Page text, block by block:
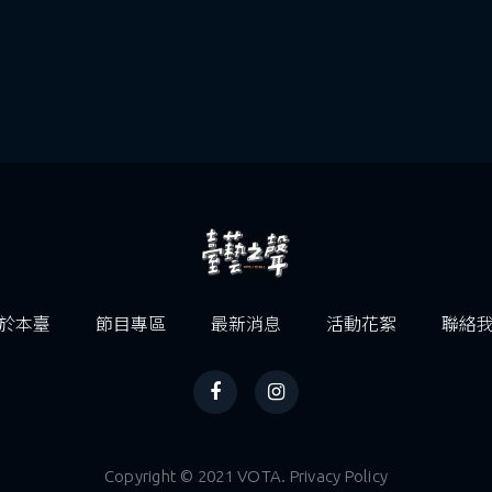
本臺 節目專區 最新消息 活動花絮 聯絡
Copyright © 2021 VOTA. Privacy Policy